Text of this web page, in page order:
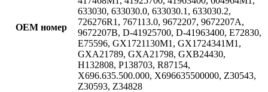
OEM номер
633030, 633030.0, 633030.1, 633030.2,
726276R1, 767113.0, 9672207, 9672207A,
9672207B, D-41925700, D-41963400, E72830,
E75596, GX1721130M1, GX1724341M1,
GXA21789, GXA21798, GXB24430,
H132808, P138703, R87154,
X696.635.500.000, X696635500000, Z30543,
Z30593, Z34828